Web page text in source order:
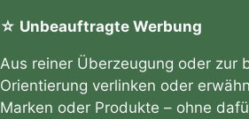
☆ Unbeauftragte Werbung
Aus reiner Überzeugung oder zur
Orientierung verlinken oder
Marken oder Produkte – ohne